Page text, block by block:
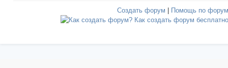
Создать форум Помощь по